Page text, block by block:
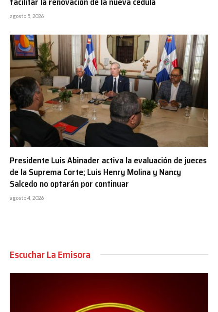
agosto 5, 2026
Presidente Luis Abinader activa la evaluación de jueces
de la Suprema Corte; Luis Henry Molina y Nancy
Salcedo no optarán por continuar
agosto 4, 2026
Escuchar La Emisora